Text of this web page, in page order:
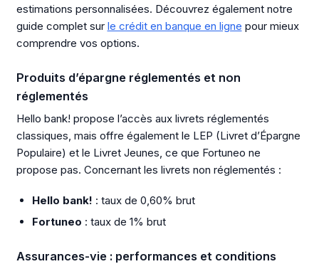
estimations personnalisées. Découvrez également notre
guide complet sur le crédit en banque en ligne pour mieux
comprendre vos options.
Produits d’épargne réglementés et non
réglementés
Hello bank! propose l’accès aux livrets réglementés
classiques, mais offre également le LEP (Livret d’Épargne
Populaire) et le Livret Jeunes, ce que Fortuneo ne
propose pas. Concernant les livrets non réglementés :
Hello bank! : taux de 0,60% brut
Fortuneo : taux de 1% brut
Assurances-vie : performances et conditions